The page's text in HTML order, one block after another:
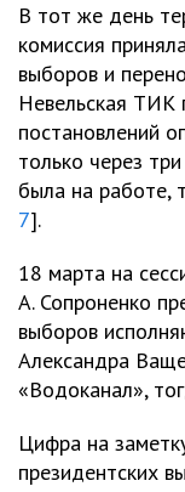
В тот же день
комиссия
выборов и
Невельская ТИК
постановлений
только через
была на работе,
7].
18 марта на
А. Сопроненко
выборов
Александра
«Водоканал»,
Цифра на
президентских